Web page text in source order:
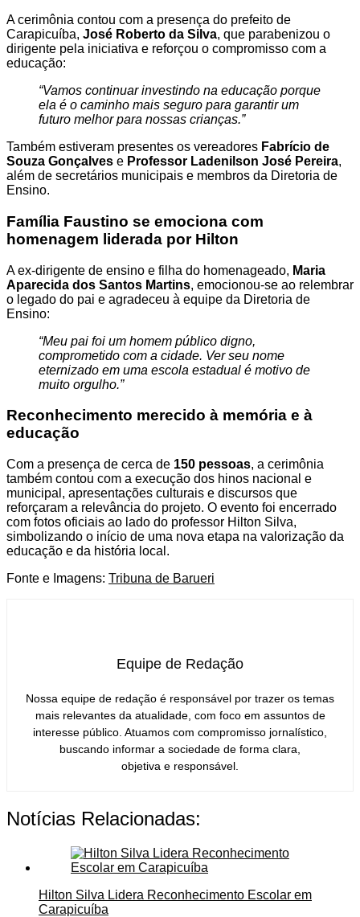
A cerimônia contou com a presença do prefeito de
Carapicuíba, José Roberto da Silva, que parabenizou o
dirigente pela iniciativa e reforçou o compromisso com a
educação:
“Vamos continuar investindo na educação porque
ela é o caminho mais seguro para garantir um
futuro melhor para nossas crianças.”
Também estiveram presentes os vereadores Fabrício de
Souza Gonçalves e Professor Ladenilson José Pereira,
além de secretários municipais e membros da Diretoria de
Ensino.
Família Faustino se emociona com
homenagem liderada por Hilton
A ex-dirigente de ensino e filha do homenageado, Maria
Aparecida dos Santos Martins, emocionou-se ao relembrar
o legado do pai e agradeceu à equipe da Diretoria de
Ensino:
“Meu pai foi um homem público digno,
comprometido com a cidade. Ver seu nome
eternizado em uma escola estadual é motivo de
muito orgulho.”
Reconhecimento merecido à memória e à
educação
Com a presença de cerca de 150 pessoas, a cerimônia
também contou com a execução dos hinos nacional e
municipal, apresentações culturais e discursos que
reforçaram a relevância do projeto. O evento foi encerrado
com fotos oficiais ao lado do professor Hilton Silva,
simbolizando o início de uma nova etapa na valorização da
educação e da história local.
Fonte e Imagens: Tribuna de Barueri
Equipe de Redação
Nossa equipe de redação é responsável por trazer os temas
mais relevantes da atualidade, com foco em assuntos de
interesse público. Atuamos com compromisso jornalístico,
buscando informar a sociedade de forma clara,
objetiva e responsável.
Notícias Relacionadas:
Hilton Silva Lidera Reconhecimento Escolar em
Carapicuíba